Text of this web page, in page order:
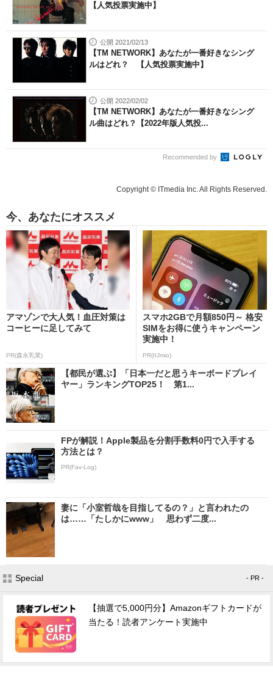
【人気投票実施中】
公開 2021/02/13
【TM NETWORK】あなたが一番好きなシング
ルはどれ？ 【人気投票実施中】
公開 2022/02/02
【TM NETWORK】あなたが一番好きなシング
ル曲はどれ？【2022年版人気投...
Recommended by
Copyright © ITmedia Inc. All Rights Reserved.
今、あなたにオススメ
アマゾンで大人気！血圧対策は
コーヒーに足してみて
PR(森永乳業)
スマホ2GBで月額850円～ 格安
SIMをお得に使うキャンペーン
実施中！
PR(IIJmio)
【都民が選ぶ】「日本一だと思うキーボードプレイ
ヤー」ランキングTOP25！ 第1...
FPが解説！Apple製品を分割手数料0円で入手する
方法とは？
PR(Fav-Log)
妻に「小室哲哉を目指してるの？」と言われたの
は……「たしかにwww」 思わず二度...
Special - PR -
【抽選で5,000円分】Amazonギフトカードが
当たる！読者アンケート実施中